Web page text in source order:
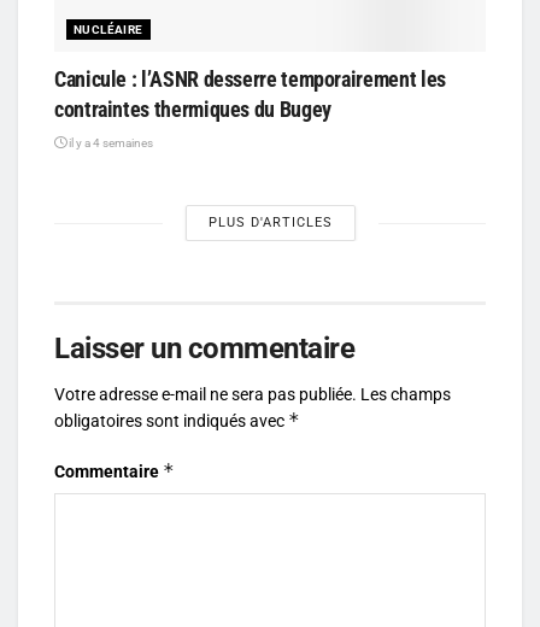
NUCLÉAIRE
Canicule : l’ASNR desserre temporairement les
contraintes thermiques du Bugey
il y a 4 semaines
PLUS D'ARTICLES
Laisser un commentaire
Votre adresse e-mail ne sera pas publiée. Les champs
obligatoires sont indiqués avec *
Commentaire *